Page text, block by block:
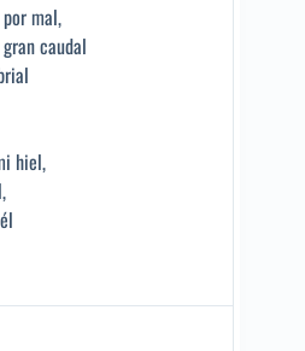
mal,
caudal
hiel,